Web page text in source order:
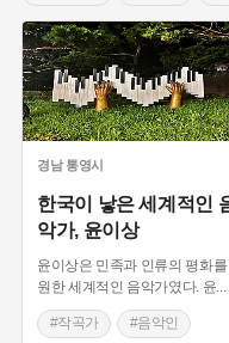
#경기도설화 #임시의정원
#강진 #부산 #풍속
#지역의 설화 #동의보감
#온달 #여성독립운동가
#외성 #용인 #여성의
#음악인 #대중가요 #
#근대미술 #무속인 #
#명창 #무용인 #근현
#무용가 #교방문화 #
#진주검무
경남 통영시
한국이 낳은 세계적인
악가, 윤이상
윤이상은 민족과 인류의 평화를
원한 세계적인 음악가였다. 윤
#작곡가 #음악인